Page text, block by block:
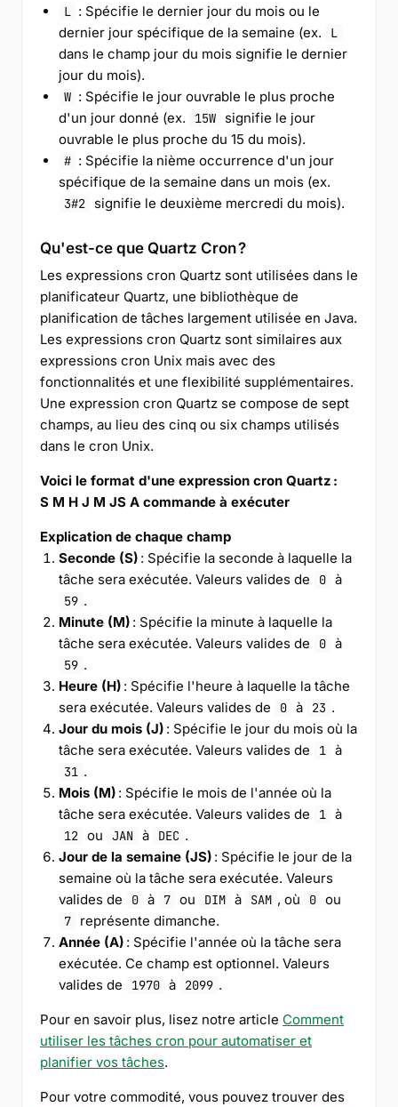
L : Spécifie le dernier jour du mois ou le
dernier jour spécifique de la semaine (ex.
L
dans le champ jour du mois signifie le dernier
jour du mois).
W : Spécifie le jour ouvrable le plus proche
d'un jour donné (ex.
15W
signifie le jour
ouvrable le plus proche du 15 du mois).
# : Spécifie la nième occurrence d'un jour
spécifique de la semaine dans un mois (ex.
3#2 signifie le deuxième mercredi du mois).
Qu'est-ce que Quartz Cron ?
Les expressions cron Quartz sont utilisées dans le
planificateur Quartz, une bibliothèque de
planification de tâches largement utilisée en Java.
Les expressions cron Quartz sont similaires aux
expressions cron Unix mais avec des
fonctionnalités et une flexibilité supplémentaires.
Une expression cron Quartz se compose de sept
champs, au lieu des cinq ou six champs utilisés
dans le cron Unix.
Voici le format d'une expression cron Quartz :
S M H J M JS A commande à exécuter
Explication de chaque champ
Seconde (S) : Spécifie la seconde à laquelle la
tâche sera exécutée. Valeurs valides de
0 à
59 .
Minute (M) : Spécifie la minute à laquelle la
tâche sera exécutée. Valeurs valides de
0 à
59 .
Heure (H) : Spécifie l'heure à laquelle la tâche
sera exécutée. Valeurs valides de
0 à 23 .
Jour du mois (J) : Spécifie le jour du mois où la
tâche sera exécutée. Valeurs valides de
1 à
31 .
Mois (M) : Spécifie le mois de l'année où la
tâche sera exécutée. Valeurs valides de
1 à
12 ou JAN à DEC .
Jour de la semaine (JS) : Spécifie le jour de la
semaine où la tâche sera exécutée. Valeurs
valides de
0 à 7 ou DIM à SAM , où 0 ou
7
représente dimanche.
Année (A) : Spécifie l'année où la tâche sera
exécutée. Ce champ est optionnel. Valeurs
valides de
1970 à 2099 .
Pour en savoir plus, lisez notre article Comment
utiliser les tâches cron pour automatiser et
planifier vos tâches.
Pour votre commodité, vous pouvez trouver des